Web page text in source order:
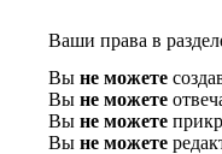
Ваши права в
Вы не можете
Вы не можете
Вы не можете
Вы не можете